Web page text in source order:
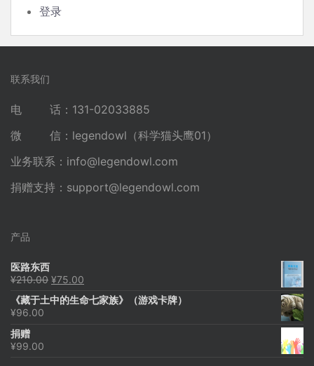
登录
联系我们
电 话：131-02033885
微 信：legendowl（科学猫头鹰01）
业务联系： info@legendowl.com
捐赠支持： support@legendowl.com
产品
医路东西
¥210.00 原
为：
¥75.00
价
《藏于土中的生命七家族》（游戏卡牌）
¥96.00
捐赠
¥99.00